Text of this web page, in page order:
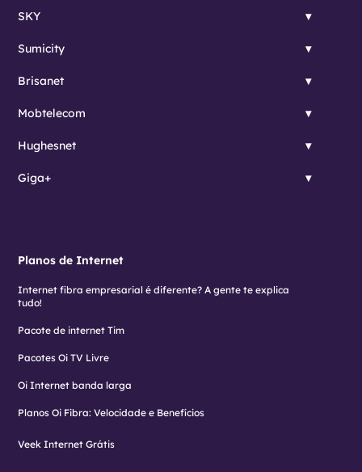
SKY
Sumicity
Brisanet
Mobtelecom
Hughesnet
Giga+
Planos de Internet
Internet fibra empresarial é diferente? A gente te explica
tudo!
Pacote de internet Tim
Pacotes Oi TV Livre
Oi Internet banda larga
Planos Oi Fibra: Velocidade e Benefícios
Veek Internet Grátis